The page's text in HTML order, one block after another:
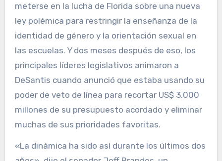
meterse en la lucha de Florida sobre una nueva
ley polémica para restringir la enseñanza de la
identidad de género y la orientación sexual en
las escuelas. Y dos meses después de eso, los
principales líderes legislativos animaron a
DeSantis cuando anunció que estaba usando su
poder de veto de línea para recortar US$ 3.000
millones de su presupuesto acordado y eliminar
muchas de sus prioridades favoritas.
«La dinámica ha sido así durante los últimos dos